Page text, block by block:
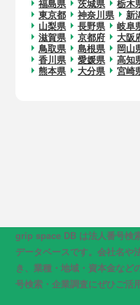
福島県
茨城県 栃木
東京都
神奈川県 新
山梨県
長野県 岐阜
滋賀県
京都府 大阪
鳥取県
島根県 岡山
香川県
愛媛県 高知
熊本県
大分県 宮崎
grip space DB は法人番号検
データベースです。会社名や
き、業種・地域・資本金など
号検索・企業調査にぜひご活